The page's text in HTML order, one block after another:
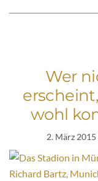
Wer
wohl
2. März 2015